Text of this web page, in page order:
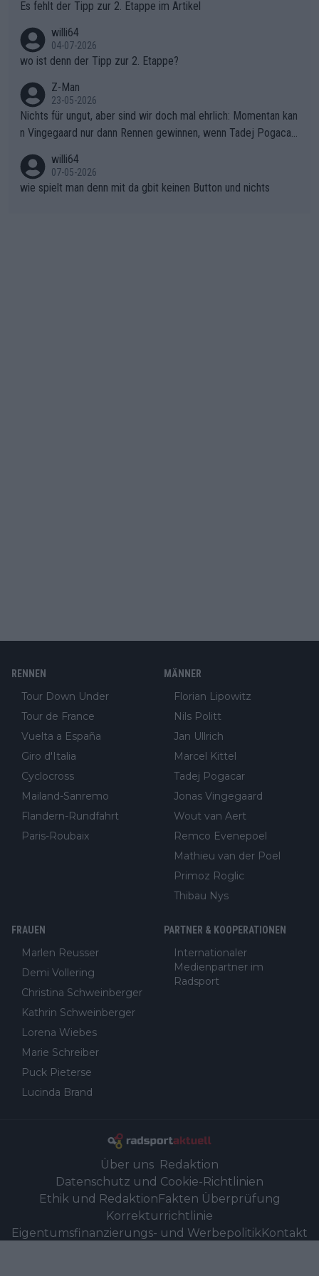
gibt. Diese Etappe wird sicher als der psychologische Wendep
unkt dieser Tour in die Geschichte eingehen. Wenn man bei so
einem harten Aufstieg einmal den Moment verpasst und der K
onkurrentin die "zweite Luft" schenkt, ist der Schaden am Ber
g kaum noch zu reparieren.Vor uns liegt nun das große Finale R
ichtung Nizza. Niewiadoma hat psychologisch Oberwasser, ab
er SD Worx und Vollering müssen jetzt All-In gehen. (gregman
n)
Es fehlt der Tipp zur 2. Etappe im Artikel
willi64
04-07-2026
wo ist denn der Tipp zur 2. Etappe?
Z-Man
23-05-2026
Nichts für ungut, aber sind wir doch mal ehrlich: Momentan kan
n Vingegaard nur dann Rennen gewinnen, wenn Tadej Pogacar
willi64
07-05-2026
wie spielt man denn mit da gbit keinen Button und nichts
RENNEN
Tour Down Under
Tour de France
Vuelta a España
Giro d'Italia
Cyclocross
Mailand-Sanremo
Flandern-Rundfahrt
Paris-Roubaix
MÄNNER
Florian Lipowitz
Nils Politt
Jan Ullrich
Marcel Kittel
Tadej Pogacar
Jonas Vingegaard
Wout van Aert
Remco Evenepoel
Mathieu van der Poel
Primoz Roglic
Thibau Nys
FRAUEN
Marlen Reusser
Demi Vollering
Christina Schweinberger
Kathrin Schweinberger
Lorena Wiebes
Marie Schreiber
Puck Pieterse
Lucinda Brand
PARTNER & KOOPERATIONEN
Internationaler
Medienpartner im
Radsport
Über uns Redaktion
Datenschutz und Cookie-Richtlinien
Ethik und Redaktion Fakten Überprüfung
Korrekturrichtlinie
Eigentumsfinanzierungs- und WerbepolitikKontakt